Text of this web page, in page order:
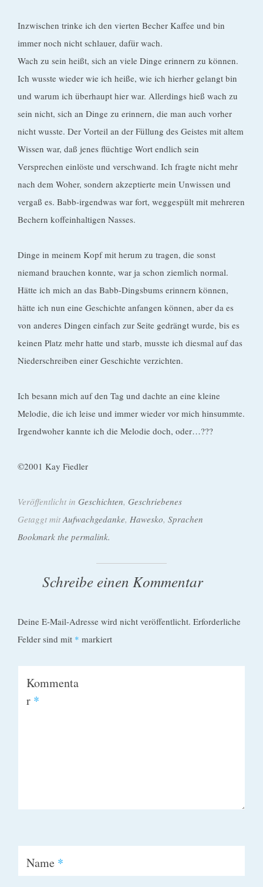
Inzwischen trinke ich den vierten Becher Kaffee und bin
immer noch nicht schlauer, dafür wach.
Wach zu sein heißt, sich an viele Dinge erinnern zu können.
Ich wusste wieder wie ich heiße, wie ich hierher gelangt bin
und warum ich überhaupt hier war. Allerdings hieß wach zu
sein nicht, sich an Dinge zu erinnern, die man auch vorher
nicht wusste. Der Vorteil an der Füllung des Geistes mit altem
Wissen war, daß jenes flüchtige Wort endlich sein
Versprechen einlöste und verschwand. Ich fragte nicht mehr
nach dem Woher, sondern akzeptierte mein Unwissen und
vergaß es. Babb-irgendwas war fort, weggespült mit mehreren
Bechern koffeinhaltigen Nasses.
Dinge in meinem Kopf mit herum zu tragen, die sonst
niemand brauchen konnte, war ja schon ziemlich normal.
Hätte ich mich an das Babb-Dingsbums erinnern können,
hätte ich nun eine Geschichte anfangen können, aber da es
von anderes Dingen einfach zur Seite gedrängt wurde, bis es
keinen Platz mehr hatte und starb, musste ich diesmal auf das
Niederschreiben einer Geschichte verzichten.
Ich besann mich auf den Tag und dachte an eine kleine
Melodie, die ich leise und immer wieder vor mich hinsummte.
Irgendwoher kannte ich die Melodie doch, oder…???
©2001 Kay Fiedler
Veröffentlicht in Geschichten, Geschriebenes
Getaggt mitAufwachgedanke, Hawesko, Sprachen
Bookmark the permalink.
Schreibe einen Kommentar
Deine E-Mail-Adresse wird nicht veröffentlicht. Erforderliche
Felder sind mit * markiert
Kommenta
r *
Name *